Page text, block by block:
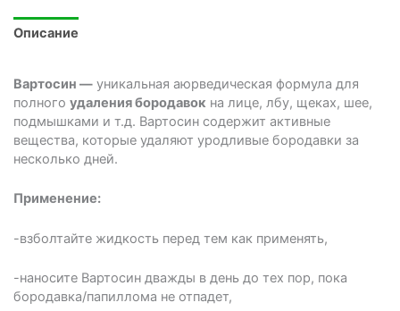
Описание
Вартосин —уникальная аюрведическая формула для
полного удаления бородавок на лице, лбу, щеках, шее,
подмышками и т.д. Вартосин содержит активные
вещества, которые удаляют уродливые бородавки за
несколько дней.
Применение:
-взболтайте жидкость перед тем как применять,
-наносите Вартосин дважды в день до тех пор, пока
бородавка/папиллома не отпадет,